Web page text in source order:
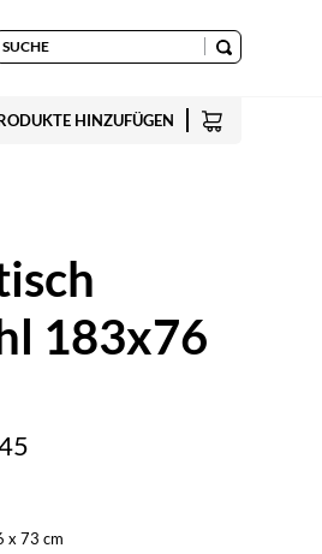
HINZUFÜGEN
183x76
x 73 cm